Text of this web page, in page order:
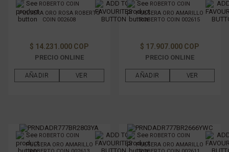
ROBERTO COIN
PULSERA ORO ROSA ROBERTO
COIN 002608
$ 14.231.000 COP
PRECIO ONLINE
AÑADIR VER
ROBERTO COIN
PULSERA ORO AMARILLO
ROBERTO COIN 002615
$ 17.907.000 COP
PRECIO ONLINE
AÑADIR VER
ROBERTO COIN
PULSERA ORO AMARILLO
ROBERTO COIN
PULSERA ORO AMARILLO